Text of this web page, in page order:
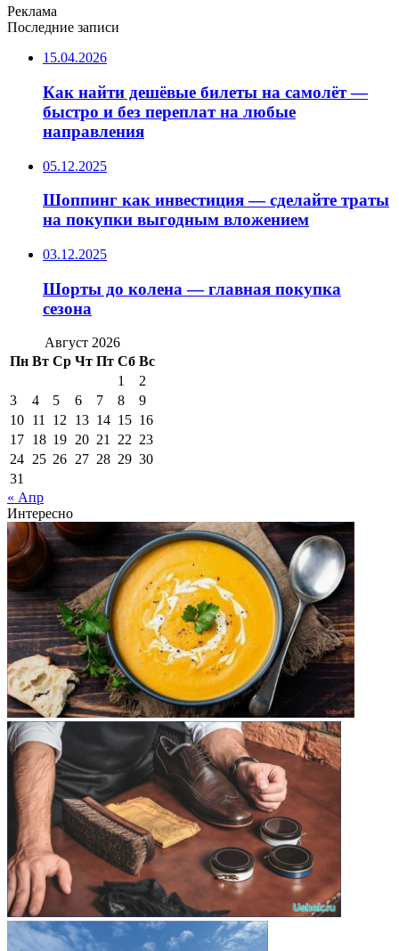
Реклама
Последние записи
15.04.2026
Как найти дешёвые билеты на самолёт —
быстро и без переплат на любые
направления
05.12.2025
Шоппинг как инвестиция — сделайте траты
на покупки выгодным вложением
03.12.2025
Шорты до колена — главная покупка
сезона
Август 2026
Пн Вт Ср Чт Пт Сб Вс
1
2
3
4 5 6 7 8
9
10 11 12 13 14 15 16
17 18 19 20 21 22 23
24 25 26 27 28 29 30
31
« Апр
Интересно